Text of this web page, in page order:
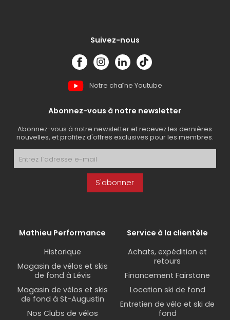
Suivez-nous
Notre chaîne Youtube
Abonnez-vous à notre newsletter
Abonnez-vous à notre newsletter et recevez les dernières
nouvelles, et profitez d'offres exclusives pour les membres.
S'abonner
Mathieu Performance
Historique
Magasin de vélos et skis
de fond à Lévis
Magasin de vélos et skis
de fond à St-Augustin
Nos Clubs de vélos
Service à la clientèle
Achats, expédition et
retours
Financement Fairstone
Location ski de fond
Entretien de vélo et ski de
fond